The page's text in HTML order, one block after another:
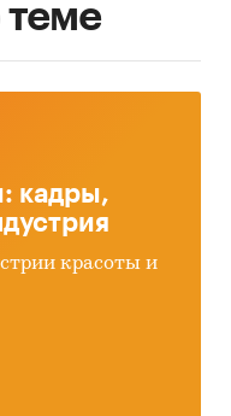
кадры,
красоты и